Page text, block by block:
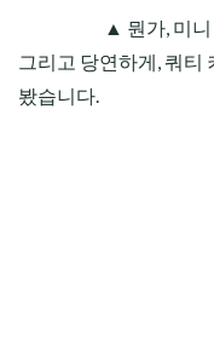
▲ 뭔가, 미
그리고 당연하게, 쿼티
봤습니다.